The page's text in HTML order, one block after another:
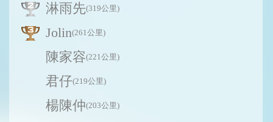
淋雨先(319公里)
Jolin(261公里)
陳家容(221公里)
君仔(219公里)
楊陳仲(203公里)